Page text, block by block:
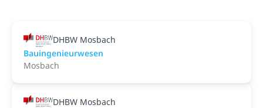
DHBW Mosbach
Bauingenieurwesen
Mosbach
DHBW Mosbach